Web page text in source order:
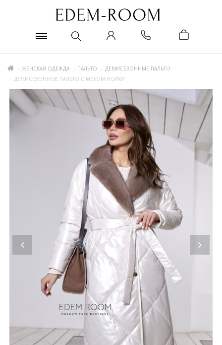
ЖЕНСКАЯ ОДЕЖДА ПАЛЬТО
ДЕМИСЕЗОННЫЕ ПАЛЬТО
ДЕМИСЕЗОННОЕ ПАЛЬТО С МЕХОМ НОРКИ